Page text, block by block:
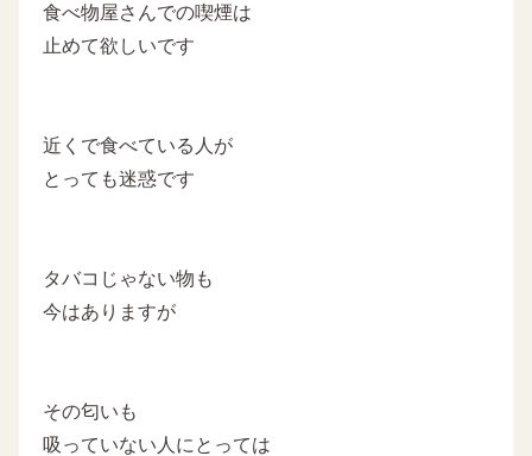
食べ物屋さんでの喫煙は
止めて欲しいです
近くで食べている人が
とっても迷惑です
タバコじゃない物も
今はありますが
その匂いも
吸っていない人にとっては